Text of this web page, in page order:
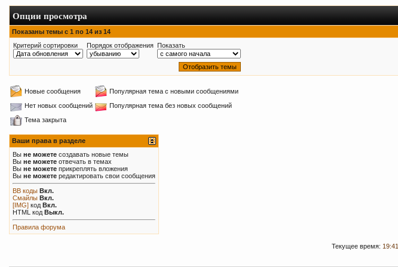
Опции просмотра
Показаны темы с 1 по 14 из 14
Критерий сортировки
Порядок отображения Показать
Новые сообщения
Популярная тема с новыми сообщениями
Нет новых сообщений
Популярная тема без новых сообщений
Тема закрыта
Ваши права в разделе
Вы не можете создавать новые темы
Вы не можете отвечать в темах
Вы не можете прикреплять вложения
Вы не можете редактировать свои сообщения
BB коды Вкл.
Смайлы Вкл.
[IMG] код Вкл.
HTML код Выкл.
Правила форума
Текущее время: 19:41